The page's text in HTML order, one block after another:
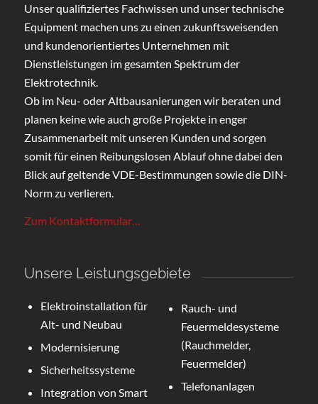
Unser qualifiziertes Fachwissen und unser technische
Equipment machen uns zu einen zukunftsweisenden
und kundenorientiertes Unternehmen mit
Dienstleistungen im gesamten Spektrum der
Elektrotechnik.
Ob im Neu- oder Altbausanierungen wir beraten und
planen keine wie auch große Projekte in enger
Zusammenarbeit mit unseren Kunden und sorgen
somit für einen Reibungslosen Ablauf ohne dabei den
Blick auf geltende VDE-Bestimmungen sowie die DIN-
Norm zu verlieren.
Zum Kontaktformular…
Unsere Leistungsgebiete
Elektroinstallation für
Alt- und Neubau
Modernisierung
Sicherheitssysteme
Integration von Smart
Rauch- und
Feuermeldesysteme
(Rauchmelder,
Feuermelder)
Telefonanlagen